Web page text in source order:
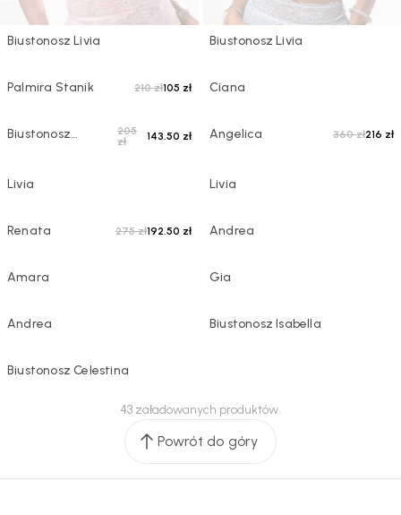
Biustonosz Livia Biustonosz Livia
Palmira Stanik 210 zł105 zł Ciana
Biustonosz
205
zł
143.50 zł Angelica 360 zł216 zł
Livia Livia
Renata 275 zł192.50 zł Andrea
Amara Gia
Andrea Biustonosz Isabella
Biustonosz Celestina
43 załadowanych produktów.
Powrót do góry